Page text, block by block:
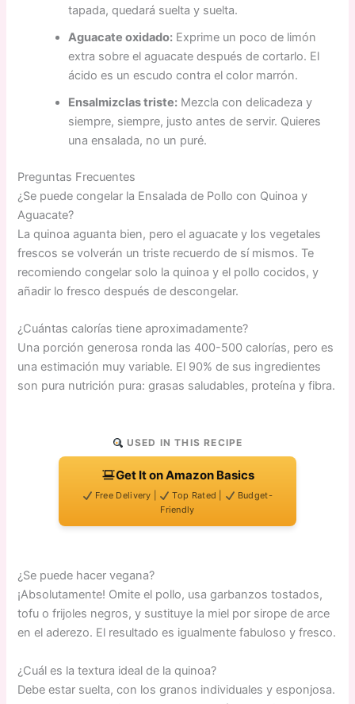
tapada, quedará suelta y suelta.
Aguacate oxidado: Exprime un poco de limón
extra sobre el aguacate después de cortarlo. El
ácido es un escudo contra el color marrón.
Ensalmizclas triste: Mezcla con delicadeza y
siempre, siempre, justo antes de servir. Quieres
una ensalada, no un puré.
Preguntas Frecuentes
¿Se puede congelar la Ensalada de Pollo con Quinoa y
Aguacate?
La quinoa aguanta bien, pero el aguacate y los vegetales
frescos se volverán un triste recuerdo de sí mismos. Te
recomiendo congelar solo la quinoa y el pollo cocidos, y
añadir lo fresco después de descongelar.
¿Cuántas calorías tiene aproximadamente?
Una porción generosa ronda las 400-500 calorías, pero es
una estimación muy variable. El 90% de sus ingredientes
son pura nutrición pura: grasas saludables, proteína y fibra.
USED IN THIS RECIPE
Get It on Amazon Basics
Free Delivery | Top Rated |
Budget-
Friendly
¿Se puede hacer vegana?
¡Absolutamente! Omite el pollo, usa garbanzos tostados,
tofu o frijoles negros, y sustituye la miel por sirope de arce
en el aderezo. El resultado es igualmente fabuloso y fresco.
¿Cuál es la textura ideal de la quinoa?
Debe estar suelta, con los granos individuales y esponjosa.